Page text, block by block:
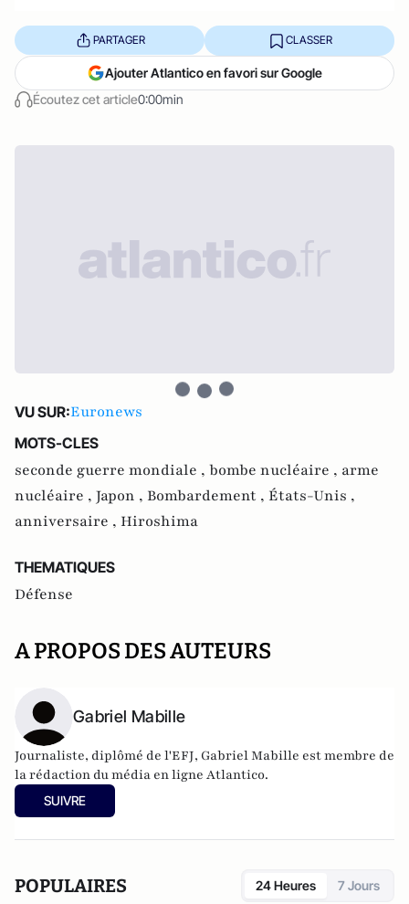
Écoutez cet article0:00min
PARTAGER CLASSER
Ajouter Atlantico en favori sur Google
VU SUR:Euronews
MOTS-CLES
seconde guerre mondiale , bombe nucléaire , arme
nucléaire , Japon , Bombardement , États-Unis ,
anniversaire , Hiroshima
THEMATIQUES
Défense
A PROPOS DES AUTEURS
Gabriel Mabille
Journaliste, diplômé de l'EFJ, Gabriel Mabille est membre de
la rédaction du média en ligne Atlantico.
SUIVRE
POPULAIRES 24 Heures 7 Jours